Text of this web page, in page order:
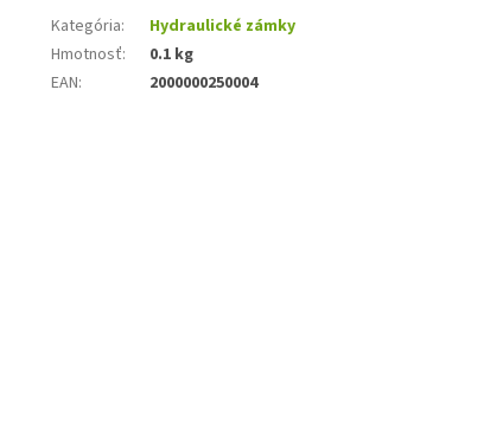
Kategória:
Hydraulické zámky
Hmotnosť:
0.1 kg
EAN: 2000000250004